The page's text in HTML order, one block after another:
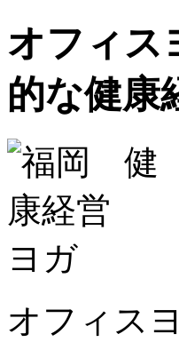
オフィス
的な健康
オフィス